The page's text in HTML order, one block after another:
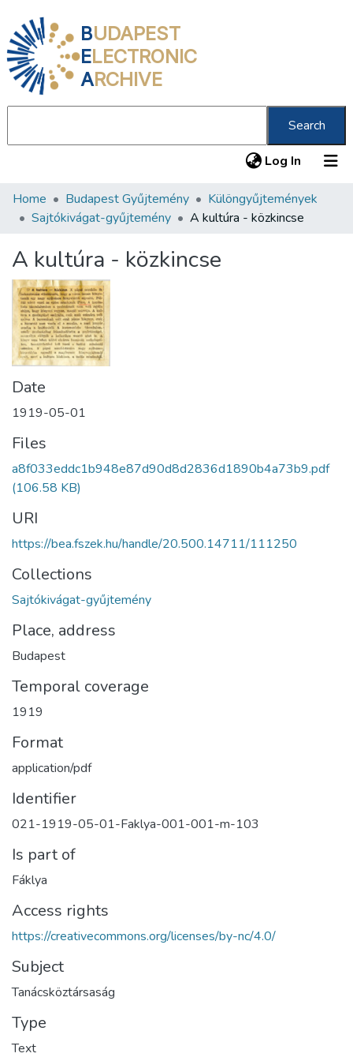
BUDAPEST
ELECTRONIC
ARCHIVE
Search
Log In (current)
Communities & Collections
Statistics
About us
Home Budapest Gyűjtemény
Különgyűjtemények
Sajtókivágat-gyűjtemény
A kultúra - közkincse
A kultúra - közkincse
Date
1919-05-01
Files
a8f033eddc1b948e87d90d8d2836d1890b4a73b9.pdf
(106.58 KB)
URI
https://bea.fszek.hu/handle/20.500.14711/111250
Collections
Sajtókivágat-gyűjtemény
Place, address
Budapest
Temporal coverage
1919
Format
application/pdf
Identifier
021-1919-05-01-Faklya-001-001-m-103
Is part of
Fáklya
Access rights
https://creativecommons.org/licenses/by-nc/4.0/
Subject
Tanácsköztársaság
Type
Text